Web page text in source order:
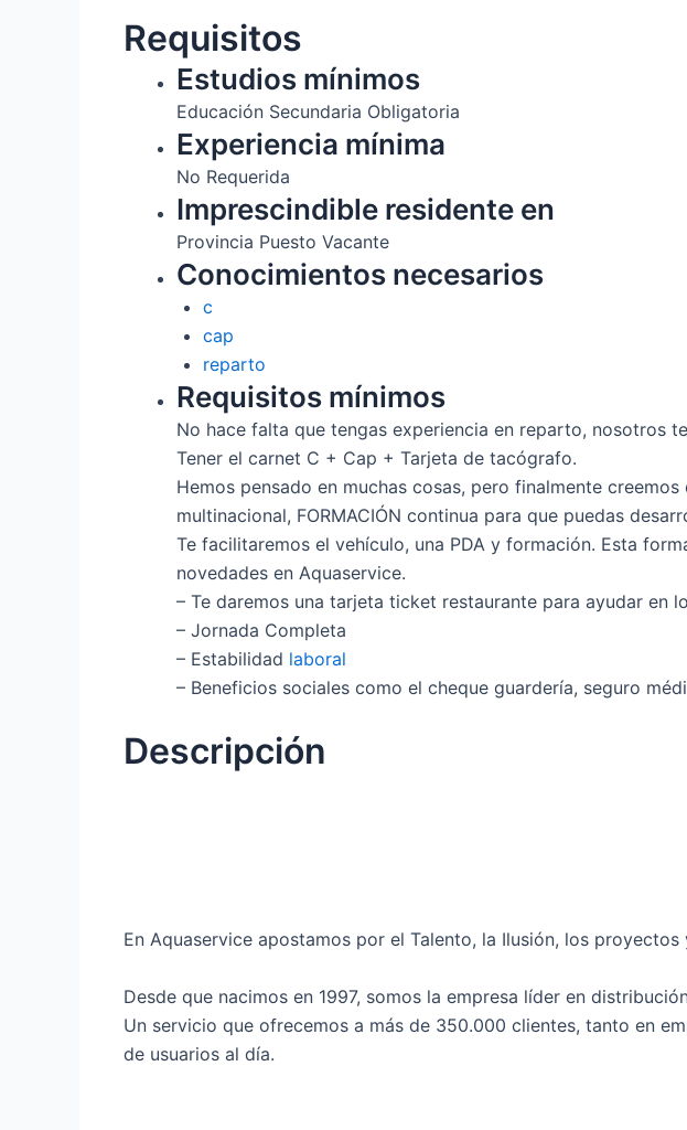
Requisitos
Estudios mínimos
Educación Secundaria Obligatoria
Experiencia mínima
No Requerida
Imprescindible residente en
Provincia Puesto Vacante
Conocimientos necesarios
c
cap
reparto
Requisitos mínimos
No hace falta que tengas experiencia en reparto, nosotros
Tener el carnet C + Cap + Tarjeta de tacógrafo.
Hemos pensado en muchas cosas, pero finalmente
multinacional, FORMACIÓN continua para que puedas
Te facilitaremos el vehículo, una PDA y formación. Esta
novedades en Aquaservice.
– Te daremos una tarjeta ticket restaurante para ayudar en
– Jornada Completa
– Estabilidad laboral
– Beneficios sociales como el cheque guardería, seguro
Descripción
En Aquaservice apostamos por el Talento, la Ilusión, los
Desde que nacimos en 1997, somos la empresa líder en
Un servicio que ofrecemos a más de 350.000 clientes, tanto en
de usuarios al día.